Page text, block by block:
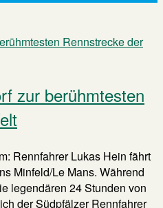
zur berühmtesten
Rennfahrer Lukas Hein fährt
Minfeld/Le Mans. Während
legendären 24 Stunden von
der Südpfälzer Rennfahrer